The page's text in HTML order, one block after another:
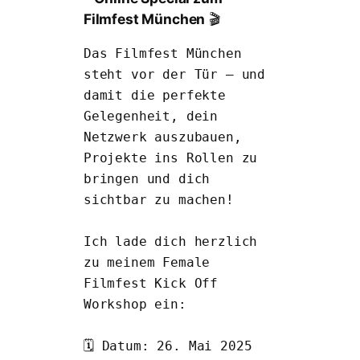
Filmfest München 🎬
Das Filmfest München
steht vor der Tür – und
damit die perfekte
Gelegenheit, dein
Netzwerk auszubauen,
Projekte ins Rollen zu
bringen und dich
sichtbar zu machen!
Ich lade dich herzlich
zu meinem Female
Filmfest Kick Off
Workshop ein:
🗓 Datum: 26. Mai 2025